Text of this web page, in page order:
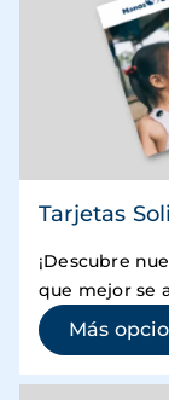
Tarjetas
¡Descubre
que mejor se
Más